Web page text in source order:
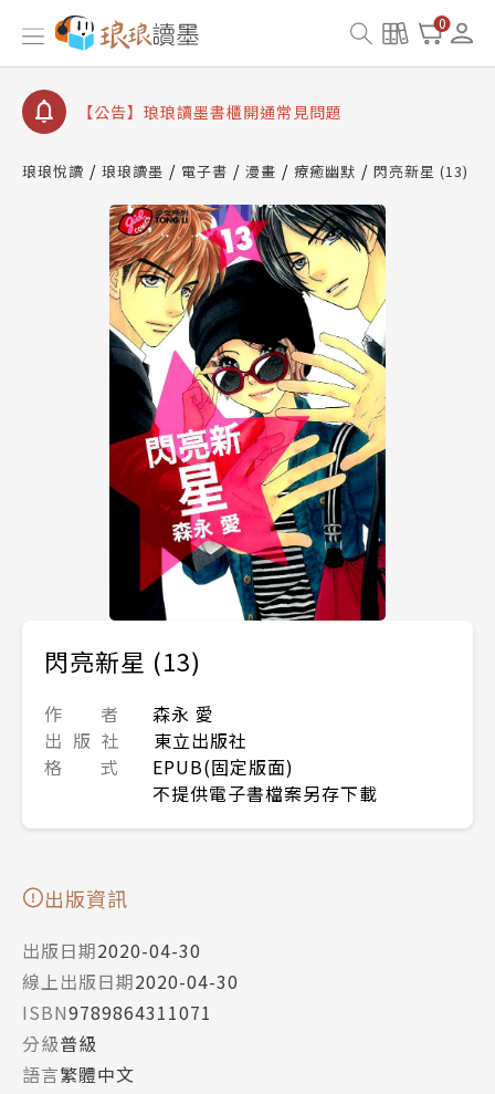
0
【公告】琅琅讀墨數位閱讀資產合併與書櫃開通申請
【公告】琅琅讀墨書櫃開通常見問題
【公告】琅琅讀墨 3 分鐘完成書櫃開通與資產合併申
查詢
【公告】琅琅讀墨數位閱讀資產合併與書櫃開通申請
琅琅悅讀 琅琅讀墨 電子書 漫畫 療癒幽默 閃亮新星 (13)
閃亮新星 (13)
作 者
森永 愛
出 版 社
東立出版社
格 式
EPUB(固定版面)
不提供電子書檔案另存下載
出版資訊
出版日期2020-04-30
線上出版日期2020-04-30
ISBN9789864311071
分級普級
語言繁體中文